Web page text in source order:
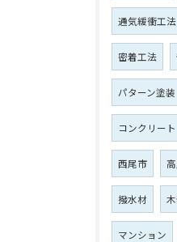
通気緩衝工法
密着工法
パターン塗装
コンクリート
西尾市
撥水材
マンション